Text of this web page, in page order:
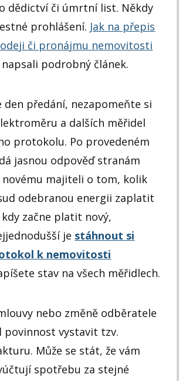
dědictví či úmrtní list. Někdy
prohlášení. Jak na přepis
či pronájmu nemovitosti
podrobný článek.
den předání, nezapomeňte si
a dalších měřidel
protokolu. Po provedeném
jasnou odpověď stranám
novému majiteli o tom, kolik
odebranou energii zaplatit
začne platit nový,
je stáhnout si
k nemovitosti
stav na všech měřidlech.
nebo změně odběratele
povinnost vystavit tzv.
Může se stát, že vám
spotřebu za stejné